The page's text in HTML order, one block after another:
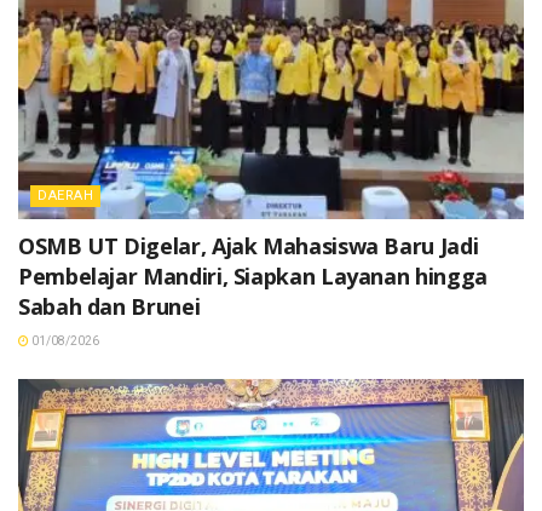
DAERAH
OSMB UT Digelar, Ajak Mahasiswa Baru Jadi
Pembelajar Mandiri, Siapkan Layanan hingga
Sabah dan Brunei
01/08/2026